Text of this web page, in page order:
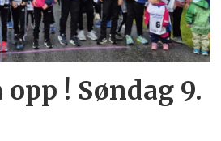
! Søndag 9.